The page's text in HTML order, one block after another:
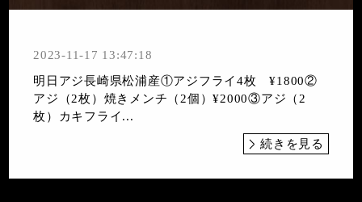
2023-11-17 13:47:18
明日アジ長崎県松浦産①アジフライ4枚 ¥1800②
アジ（2枚）焼きメンチ（2個）¥2000③アジ（2
枚）カキフライ...
続きを見る